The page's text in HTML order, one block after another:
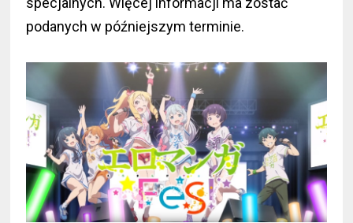
podanych w późniejszym terminie.